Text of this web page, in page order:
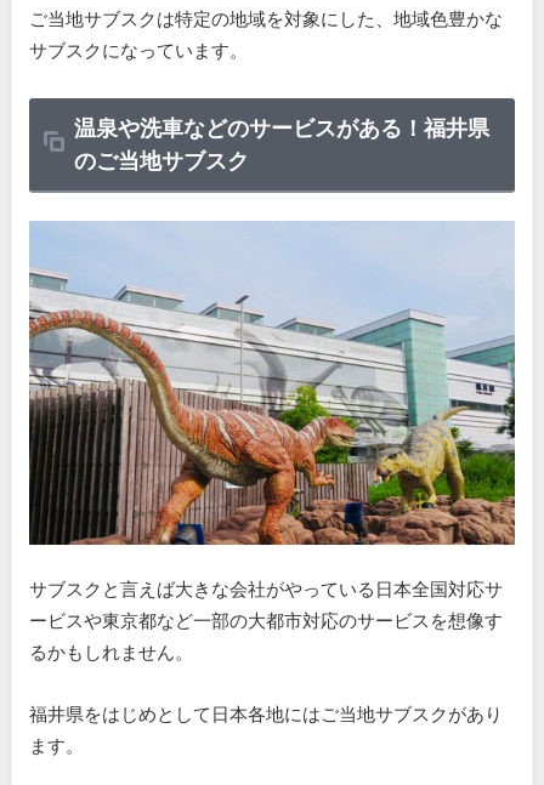
ご当地サブスクは特定の地域を対象にした、地域色豊かな
サブスクになっています。
温泉や洗車などのサービスがある！福井県
のご当地サブスク
サブスクと言えば大きな会社がやっている日本全国対応サ
ービスや東京都など一部の大都市対応のサービスを想像す
るかもしれません。
福井県をはじめとして日本各地にはご当地サブスクがあり
ます。